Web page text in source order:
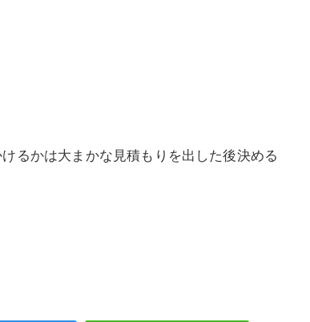
るかは大まかな見積もりを出した後決める